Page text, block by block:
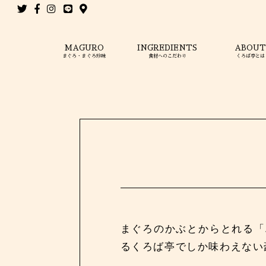
MAGURO
まぐろ・まぐろ珍味
INGREDIENTS
食材へのこだわり
ABOUT
くろば亭とは
まぐろのかぶとからとれる
るくろば亭でしか味わえな